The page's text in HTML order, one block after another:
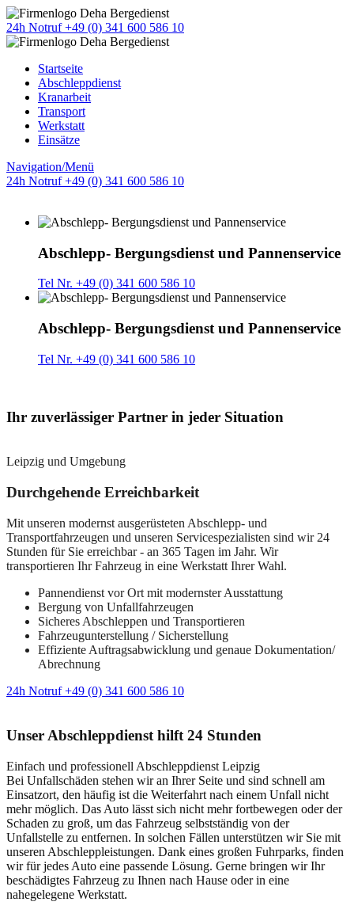
24h Notruf +49 (0) 341 600 586 10
Startseite
Abschleppdienst
Kranarbeit
Transport
Werkstatt
Einsätze
Navigation/Menü
24h Notruf +49 (0) 341 600 586 10
Abschlepp- Bergungsdienst und Pannenservice
Tel Nr. +49 (0) 341 600 586 10
Abschlepp- Bergungsdienst und Pannenservice
Tel Nr. +49 (0) 341 600 586 10
Ihr zuverlässiger Partner in jeder Situation
Leipzig und Umgebung
Durchgehende Erreichbarkeit
Mit unseren modernst ausgerüsteten Abschlepp- und
Transportfahrzeugen und unseren Servicespezialisten sind wir 24
Stunden für Sie erreichbar - an 365 Tagen im Jahr. Wir
transportieren Ihr Fahrzeug in eine Werkstatt Ihrer Wahl.
Pannendienst vor Ort mit modernster Ausstattung
Bergung von Unfallfahrzeugen
Sicheres Abschleppen und Transportieren
Fahrzeugunterstellung / Sicherstellung
Effiziente Auftragsabwicklung und genaue Dokumentation/
Abrechnung
24h Notruf +49 (0) 341 600 586 10
Unser Abschleppdienst hilft 24 Stunden
Einfach und professionell Abschleppdienst Leipzig
Bei Unfallschäden stehen wir an Ihrer Seite und sind schnell am
Einsatzort, den häufig ist die Weiterfahrt nach einem Unfall nicht
mehr möglich. Das Auto lässt sich nicht mehr fortbewegen oder der
Schaden zu groß, um das Fahrzeug selbstständig von der
Unfallstelle zu entfernen. In solchen Fällen unterstützen wir Sie mit
unseren Abschleppleistungen. Dank eines großen Fuhrparks, finden
wir für jedes Auto eine passende Lösung. Gerne bringen wir Ihr
beschädigtes Fahrzeug zu Ihnen nach Hause oder in eine
nahegelegene Werkstatt.